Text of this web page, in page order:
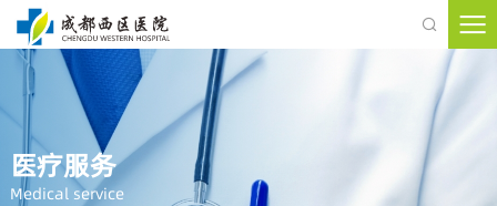

医疗服务
Medical service